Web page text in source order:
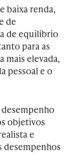
baixa renda,
de
de equilíbrio
para as
mais elevada,
pessoal e o
objetivos
e
desempenhos